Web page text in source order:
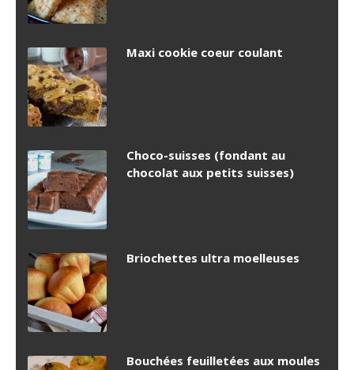
Maxi cookie coeur coulant
Choco-suisses (fondant au
chocolat aux petits suisses)
Briochettes ultra moelleuses
Bouchées feuilletées aux moules